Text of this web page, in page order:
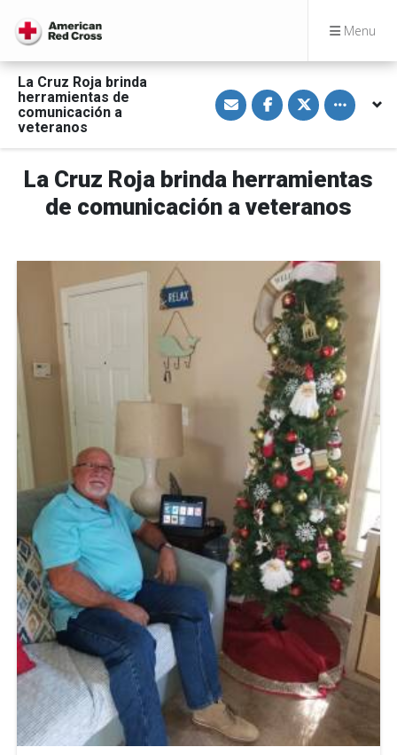
Menu
La Cruz Roja brinda
herramientas de
comunicación a
veteranos
S
h
a
i
a
E
m
a
S
h
a
F
a
c
e
S
h
a
n
T
w
i
t
Toggle
La Cruz Roja brinda herramientas
de comunicación a veteranos